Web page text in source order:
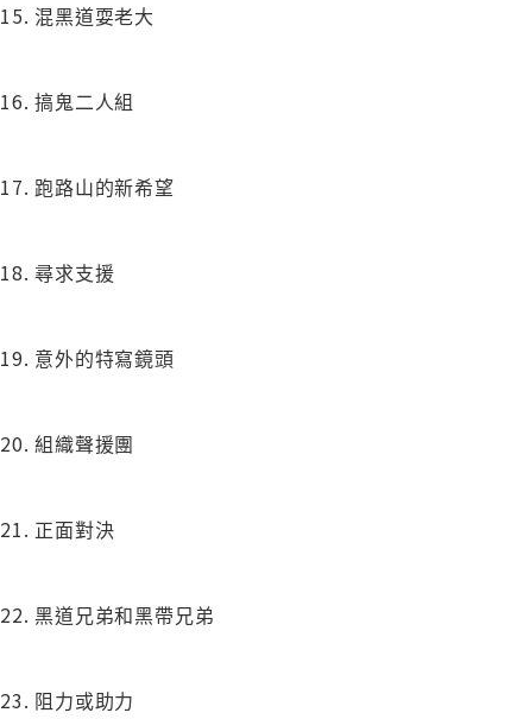
15. 混黑道耍老大
16. 搞鬼二人組
17. 跑路山的新希望
18. 尋求支援
19. 意外的特寫鏡頭
20. 組織聲援團
21. 正面對決
22. 黑道兄弟和黑帶兄弟
23. 阻力或助力